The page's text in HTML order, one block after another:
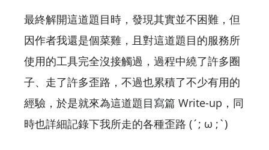
最終解開這道題目時，發現其實並不困難，但
因作者我還是個菜雞，且對這道題目的服務所
使用的工具完全沒接觸過，過程中繞了許多圈
子、走了許多歪路，不過也累積了不少有用的
經驗，於是就來為這道題目寫篇 Write-up，同
時也詳細記錄下我所走的各種歪路 (´; ω ;`)